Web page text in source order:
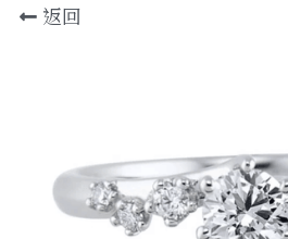
鑽石系列
訂婚鑽戒
小資鑽戒
恆溫拾年 · 牽手故事書
給戀人的一紙情書
售後服務
預約諮詢
返回
所有商品分類
所有博客分類